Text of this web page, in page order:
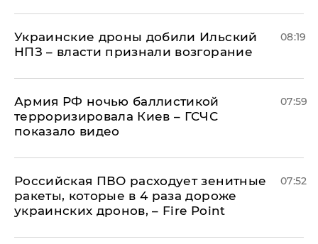
Украинские дроны добили Ильский
НПЗ – власти признали возгорание
08:19
Армия РФ ночью баллистикой
терроризировала Киев – ГСЧС
показало видео
07:59
Российская ПВО расходует зенитные
ракеты, которые в 4 раза дороже
украинских дронов, – Fire Point
07:52